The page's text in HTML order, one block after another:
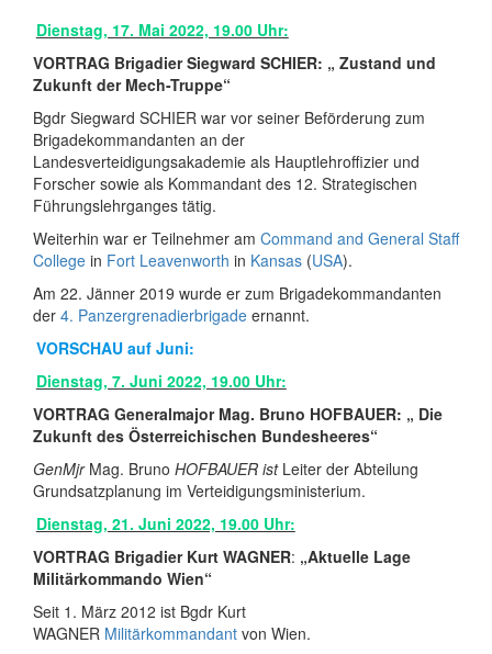
Dienstag, 17. Mai 2022, 19.00 Uhr:
VORTRAG Brigadier Siegward SCHIER: „ Zustand und
Zukunft der Mech-Truppe“
Bgdr Siegward SCHIER war vor seiner Beförderung zum
Brigadekommandanten an der
Landesverteidigungsakademie als Hauptlehroffizier und
Forscher sowie als Kommandant des 12. Strategischen
Führungslehrganges tätig.
Weiterhin war er Teilnehmer am Command and General Staff
College in Fort Leavenworth in Kansas (USA).
Am 22. Jänner 2019 wurde er zum Brigadekommandanten
der 4. Panzergrenadierbrigade ernannt.
VORSCHAU auf Juni:
Dienstag, 7. Juni 2022, 19.00 Uhr:
VORTRAG Generalmajor Mag. Bruno HOFBAUER: „ Die
Zukunft des Österreichischen Bundesheeres“
GenMjrMag. Bruno HOFBAUER ist Leiter der Abteilung
Grundsatzplanung im Verteidigungsministerium.
Dienstag, 21. Juni 2022, 19.00 Uhr:
VORTRAG Brigadier Kurt WAGNER: „Aktuelle Lage
Militärkommando Wien“
Seit 1. März 2012 ist Bgdr Kurt
WAGNER Militärkommandant von Wien.